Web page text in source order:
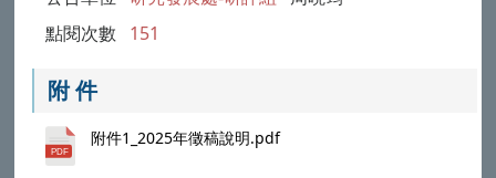
點閱次數 151
附 件
附件1_2025年徵稿說明.pdf